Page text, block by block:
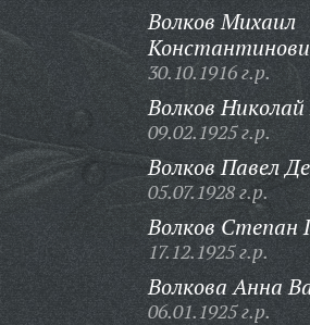
Волков Михаил
30.10.1916 г.р.
Волков
09.02.1925 г.р.
Волков Павел
05.07.1928 г.р.
Волков Степан
17.12.1925 г.р.
Волкова Анна
06.01.1925 г.р.